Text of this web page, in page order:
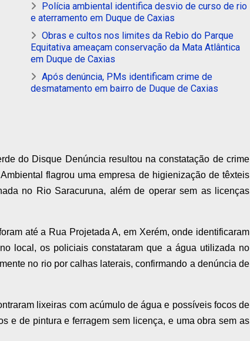
Polícia ambiental identifica desvio de curso de rio
e aterramento em Duque de Caxias
Obras e cultos nos limites da Rebio do Parque
Equitativa ameaçam conservação da Mata Atlântica
em Duque de Caxias
Após denúncia, PMs identificam crime de
desmatamento em bairro de Duque de Caxias
do Disque Denúncia resultou na constatação de crime
flagrou uma empresa de higienização de têxteis
no Rio Saracuruna, além de operar sem as licenças
até a Rua Projetada A, em Xerém, onde identificaram
local, os policiais constataram que a água utilizada no
no rio por calhas laterais, confirmando a denúncia de
lixeiras com acúmulo de água e possíveis focos de
e de pintura e ferragem sem licença, e uma obra sem as